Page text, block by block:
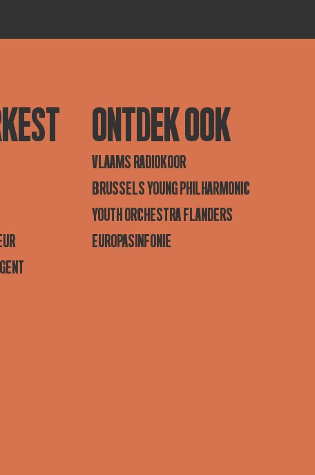
ONTDEK OOK
VLAAMS RADIOKOOR
BRUSSELS YOUNG PHILHARMONIC
YOUTH ORCHESTRA FLANDERS
EUROPASINFONIE